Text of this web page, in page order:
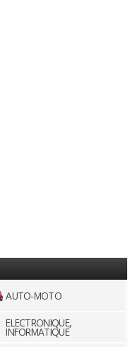
AUTO-MOTO
ELECTRONIQUE,
INFORMATIQUE